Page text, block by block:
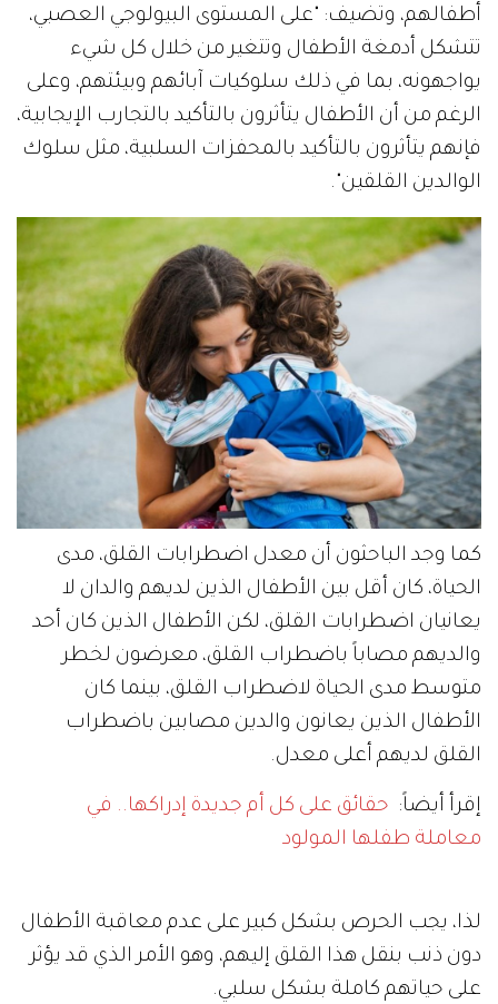
أطفالهم، وتضيف: "على المستوى البيولوجي العصبي،
تتشكل أدمغة الأطفال وتتغير من خلال كل شيء
يواجهونه، بما في ذلك سلوكيات آبائهم وبيئتهم، وعلى
الرغم من أن الأطفال يتأثرون بالتأكيد بالتجارب الإيجابية،
فإنهم يتأثرون بالتأكيد بالمحفزات السلبية، مثل سلوك
الوالدين القلقين".
كما وجد الباحثون أن معدل اضطرابات القلق، مدى
الحياة، كان أقل بين الأطفال الذين لديهم والدان لا
يعانيان اضطرابات القلق، لكن الأطفال الذين كان أحد
والديهم مصاباً باضطراب القلق، معرضون لخطر
متوسط مدى الحياة لاضطراب القلق، بينما كان
الأطفال الذين يعانون والدين مصابين باضطراب
القلق لديهم أعلى معدل.
إقرأ أيضاً: حقائق على كل أم جديدة إدراكها.. في
معاملة طفلها المولود
لذا، يجب الحرص بشكل كبير على عدم معاقبة الأطفال
دون ذنب بنقل هذا القلق إليهم، وهو الأمر الذي قد يؤثر
على حياتهم كاملة بشكل سلبي.